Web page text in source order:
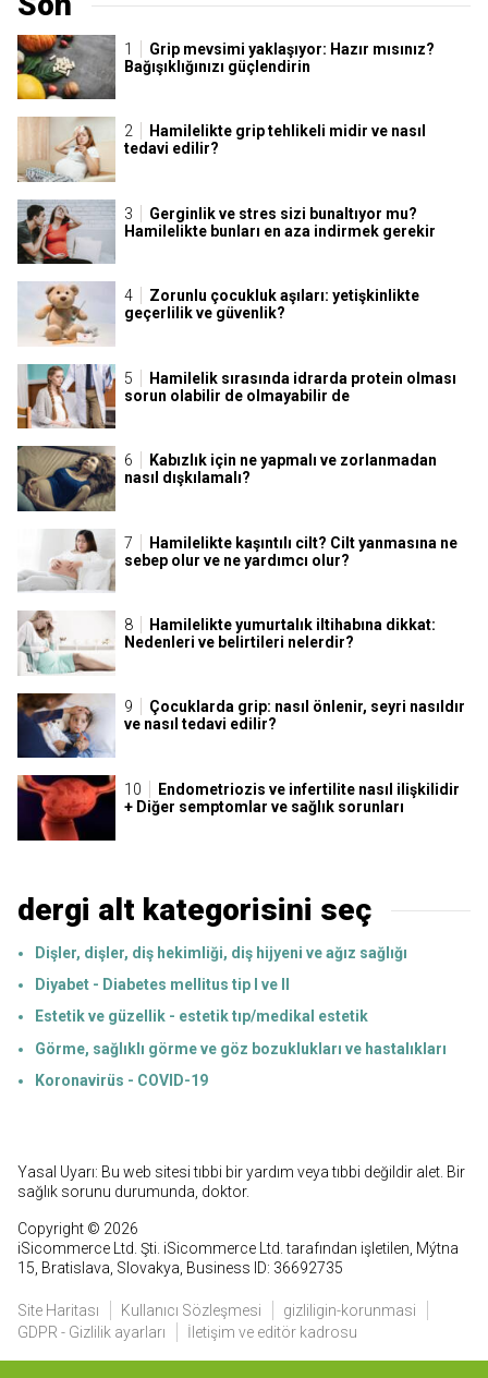
Grip mevsimi yaklaşıyor: Hazır mısınız?
Bağışıklığınızı güçlendirin
Hamilelikte grip tehlikeli midir ve nasıl
tedavi edilir?
Gerginlik ve stres sizi bunaltıyor mu?
Hamilelikte bunları en aza indirmek gerekir
Zorunlu çocukluk aşıları: yetişkinlikte
geçerlilik ve güvenlik?
Hamilelik sırasında idrarda protein olması
sorun olabilir de olmayabilir de
Kabızlık için ne yapmalı ve zorlanmadan
nasıl dışkılamalı?
Hamilelikte kaşıntılı cilt? Cilt yanmasına ne
sebep olur ve ne yardımcı olur?
Hamilelikte yumurtalık iltihabına dikkat:
Nedenleri ve belirtileri nelerdir?
Çocuklarda grip: nasıl önlenir, seyri nasıldır
ve nasıl tedavi edilir?
Endometriozis ve infertilite nasıl ilişkilidir
+ Diğer semptomlar ve sağlık sorunları
dergi alt kategorisini seç
Dişler, dişler, diş hekimliği, diş hijyeni ve ağız sağlığı
Diyabet - Diabetes mellitus tip I ve II
Estetik ve güzellik - estetik tıp/medikal estetik
Görme, sağlıklı görme ve göz bozuklukları ve hastalıkları
Koronavirüs - COVID-19
Yasal Uyarı: Bu web sitesi tıbbi bir yardım veya tıbbi değildir alet. Bir
sağlık sorunu durumunda, doktor.
Copyright © 2026
iSicommerce Ltd. Şti. iSicommerce Ltd. tarafından işletilen, Mýtna
15, Bratislava, Slovakya, Business ID: 36692735
Site Haritası Kullanıcı Sözleşmesi
gizliligin-korunmasi
GDPR - Gizlilik ayarları
İletişim ve editör kadrosu